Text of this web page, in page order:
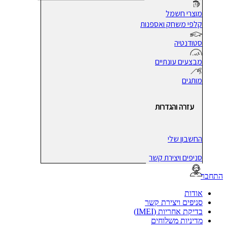
מוצרי חשמל
קלפי משחק ואספנות
סטודנטיה
מבצעים עונתיים
מותגים
עזרה והגדרות
החשבון שלי
סניפים ויצירת קשר
אודות
סניפים ויצירת קשר
בדיקת אחריות (IMEI)
מדיניות משלוחים